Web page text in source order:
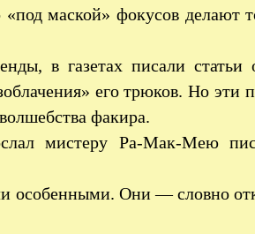
маской» фокусов делают
в газетах писали
его трюков. Но эти
факира.
мистеру Ра-Мак-Мею
особенными. Они — словно